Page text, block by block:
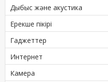
Дыбыс және акустика
Ерекше пікірі
Гаджеттер
Интернет
Камера